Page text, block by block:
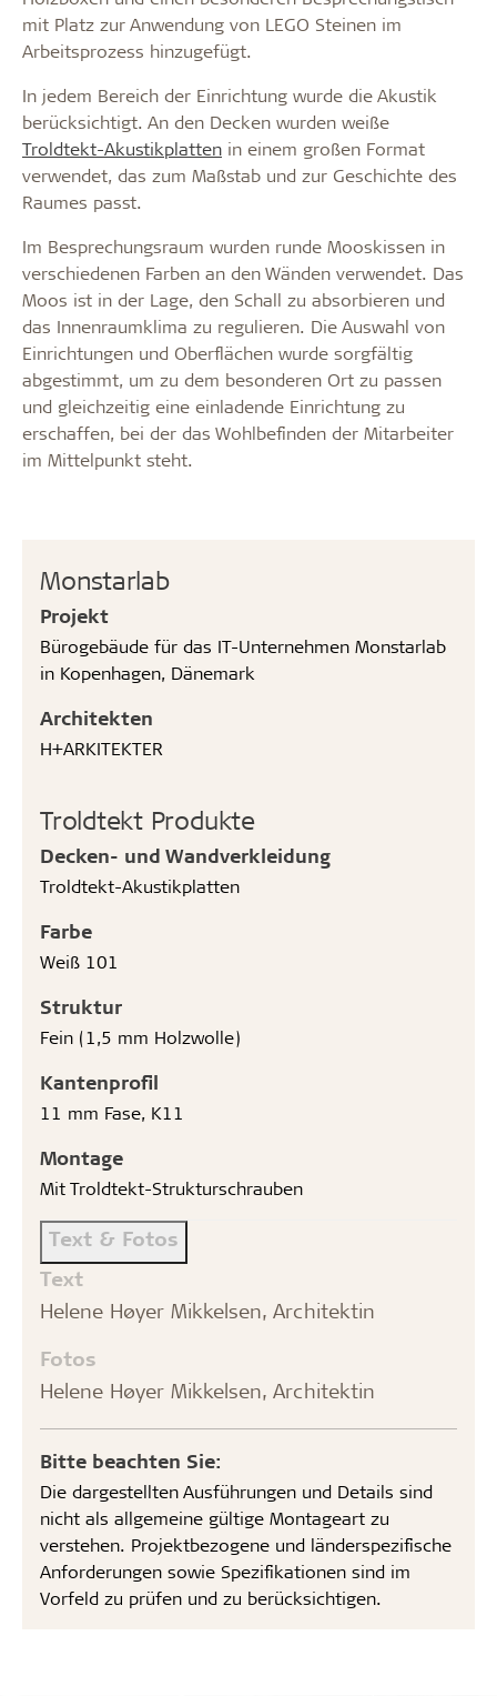
Monstarlab
Projekt
Bürogebäude für das IT-Unternehmen Monstarlab
in Kopenhagen, Dänemark
Architekten
H+ARKITEKTER
Troldtekt Produkte
Decken- und Wandverkleidung
Troldtekt-Akustikplatten
Farbe
Weiß 101
Struktur
Fein (1,5 mm Holzwolle)
Kantenprofil
11 mm Fase, K11
Montage
Mit Troldtekt-Strukturschrauben
Text & Fotos
Text
Helene Høyer Mikkelsen, Architektin
Fotos
Helene Høyer Mikkelsen, Architektin
Bitte beachten Sie:
Die dargestellten Ausführungen und Details sind
nicht als allgemeine gültige Montageart zu
verstehen. Projektbezogene und länderspezifische
Anforderungen sowie Spezifikationen sind im
Vorfeld zu prüfen und zu berücksichtigen.
mit Platz zur Anwendung von LEGO Steinen im
Arbeitsprozess hinzugefügt.
In jedem Bereich der Einrichtung wurde die Akustik
berücksichtigt. An den Decken wurden weiße
Troldtekt-Akustikplatten in einem großen Format
verwendet, das zum Maßstab und zur Geschichte des
Raumes passt.
Im Besprechungsraum wurden runde Mooskissen in
verschiedenen Farben an den Wänden verwendet. Das
Moos ist in der Lage, den Schall zu absorbieren und
das Innenraumklima zu regulieren. Die Auswahl von
Einrichtungen und Oberflächen wurde sorgfältig
abgestimmt, um zu dem besonderen Ort zu passen
und gleichzeitig eine einladende Einrichtung zu
erschaffen, bei der das Wohlbefinden der Mitarbeiter
im Mittelpunkt steht.